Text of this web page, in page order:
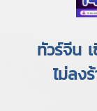
ทัวร์จีน
ไม่ลง